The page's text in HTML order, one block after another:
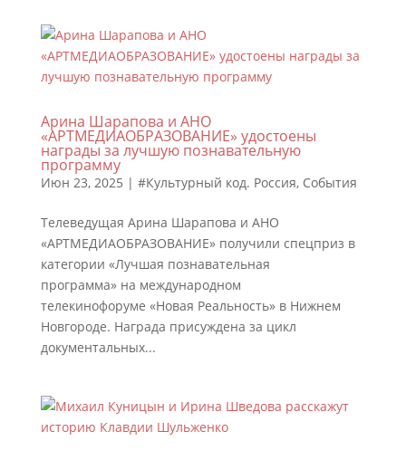
Арина Шарапова и АНО
«АРТМЕДИАОБРАЗОВАНИЕ» удостоены
награды за лучшую познавательную
программу
Июн 23, 2025 | #Культурный код. Россия, События
Телеведущая Арина Шарапова и АНО
«АРТМЕДИАОБРАЗОВАНИЕ» получили спецприз в
категории «Лучшая познавательная
программа» на международном
телекинофоруме «Новая Реальность» в Нижнем
Новгороде. Награда присуждена за цикл
документальных...